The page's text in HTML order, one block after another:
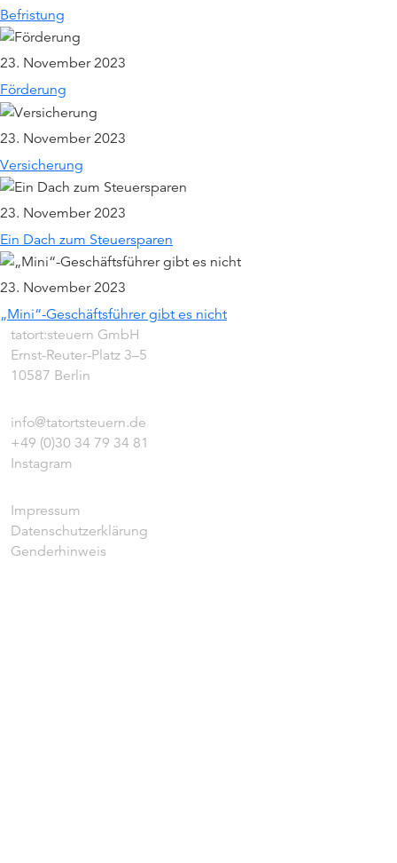
Befristung
23. November 2023
Förderung
23. November 2023
Versicherung
23. November 2023
Ein Dach zum Steuersparen
23. November 2023
„Mini“-Geschäftsführer gibt es nicht
tatort:steuern GmbH
Ernst-Reuter-Platz 3–5
10587 Berlin
info@tatortsteuern.de
+49 (0)30 34 79 34 81
Instagram
Impressum
Datenschutzerklärung
Genderhinweis